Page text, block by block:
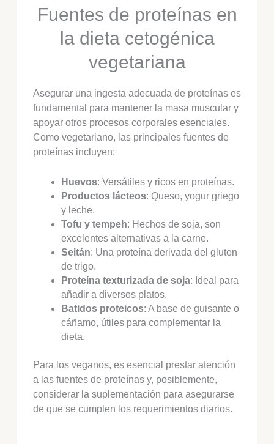
Fuentes de proteínas en
la dieta cetogénica
vegetariana
Asegurar una ingesta adecuada de proteínas es
fundamental para mantener la masa muscular y
apoyar otros procesos corporales esenciales.
Como vegetariano, las principales fuentes de
proteínas incluyen:
Huevos: Versátiles y ricos en proteínas.
Productos lácteos: Queso, yogur griego
y leche.
Tofu y tempeh: Hechos de soja, son
excelentes alternativas a la carne.
Seitán: Una proteína derivada del gluten
de trigo.
Proteína texturizada de soja: Ideal para
añadir a diversos platos.
Batidos proteicos: A base de guisante o
cáñamo, útiles para complementar la
dieta.
Para los veganos, es esencial prestar atención
a las fuentes de proteínas y, posiblemente,
considerar la suplementación para asegurarse
de que se cumplen los requerimientos diarios.